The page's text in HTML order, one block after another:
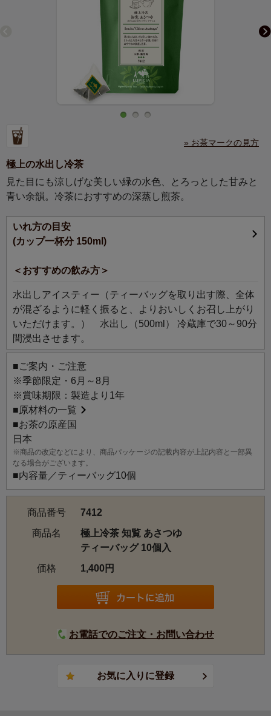
» お茶マークの見方
極上の水出し冷茶
見た目にも涼しげな美しい緑の水色、とろっとした甘みと
青い余韻。冷茶におすすめの深蒸し煎茶。
いれ方の目安
(カップ一杯分 150ml)
＜おすすめの飲み方＞
水出しアイスティー（ティーバッグを取り出す際、全体
が混ざるように軽く振ると、よりおいしくお召し上がり
いただけます。） 水出し（500ml） 冷蔵庫で30～90分
間浸出させます。
■ご案内・ご注意
※季節限定・6月～8月
※賞味期限：製造より1年
■原材料の一覧
■お茶の原産国
日本
※商品の改定などにより、商品パッケージの記載内容が上記内容と一部異
なる場合がございます。
■内容量／ティーバッグ10個
商品番号
7412
商品名
極上冷茶 知覧 あさつゆ
ティーバッグ 10個入
価格
1,400円
お電話でのご注文・お問い合わせ